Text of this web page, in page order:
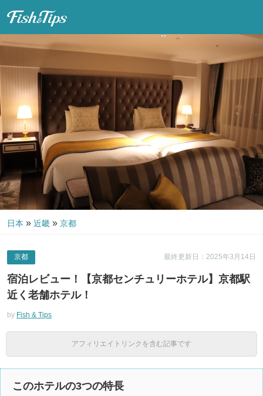
日本 » 近畿 » 京都
最終更新日：2025年3月14日
京都
宿泊レビュー！【京都センチュリーホテル】京都駅
近く老舗ホテル！
by Fish & Tips
アフィリエイトリンクを含む記事です
このホテルの3つの特長